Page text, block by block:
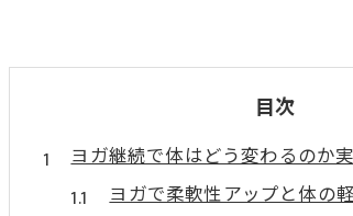
目次
ヨガ継続で体はどう変わるのか
ヨガで柔軟性アップと体の